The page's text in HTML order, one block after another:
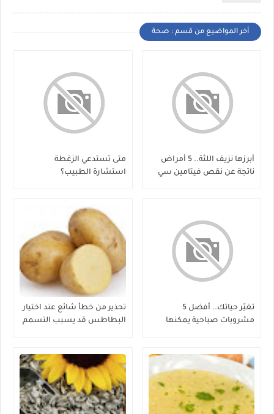
أخر المواضيع من قسم : صحة
أبرزها نزيف اللثة.. 5 أمراض
ناتجة عن نقص فيتامين سي
متى تستدعي الزغطة
استشارة الطبيب؟
تغيّر حياتك.. أفضل 5
مشروبات صباحية يمكنها
تحذير من خطأ شائع عند اختيار
البطاطس قد يسبب التسمم